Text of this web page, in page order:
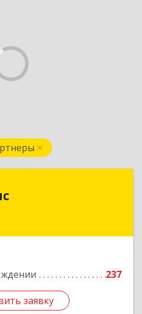
237
заявку
обл, Одинцовский р-н,
Подробнее
заявку